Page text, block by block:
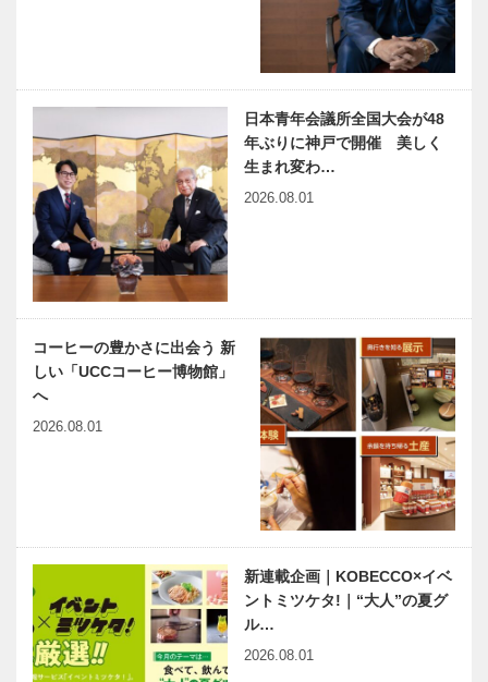
ディオ・ハー
ンと兵庫県｜
兵庫県芸術文
の「みんなの
第172回
神大病院の魅
力はココだ！
Vol.50 神戸
大学医学部附
徒然なるままに Vol.1
る！！『…
／喫茶店の書
斎から 117
人物帖 ～其
の参拾五～
徳川頼宣（と
くがわよりの
ぶ） 1602
～16…
年の近況―結
婚式と絶対に
戦争し…
出待ちしても
いいですか？
｜第14回｜
日本唯一のボ
ランティア番
組！？華やか
で温かい…
神戸偉人伝外伝 ～知られ
ざる偉業～ （70）後編
大谷光瑞
日本青年会議所全国大会が48
年ぶりに神戸で開催 美しく
生まれ変わ…
2026.08.01
コーヒーの豊かさに出会う 新
しい「UCCコーヒー博物館」
へ
2026.08.01
新連載企画｜KOBECCO×イベ
ントミツケタ!｜“大人”の夏グ
ル…
2026.08.01